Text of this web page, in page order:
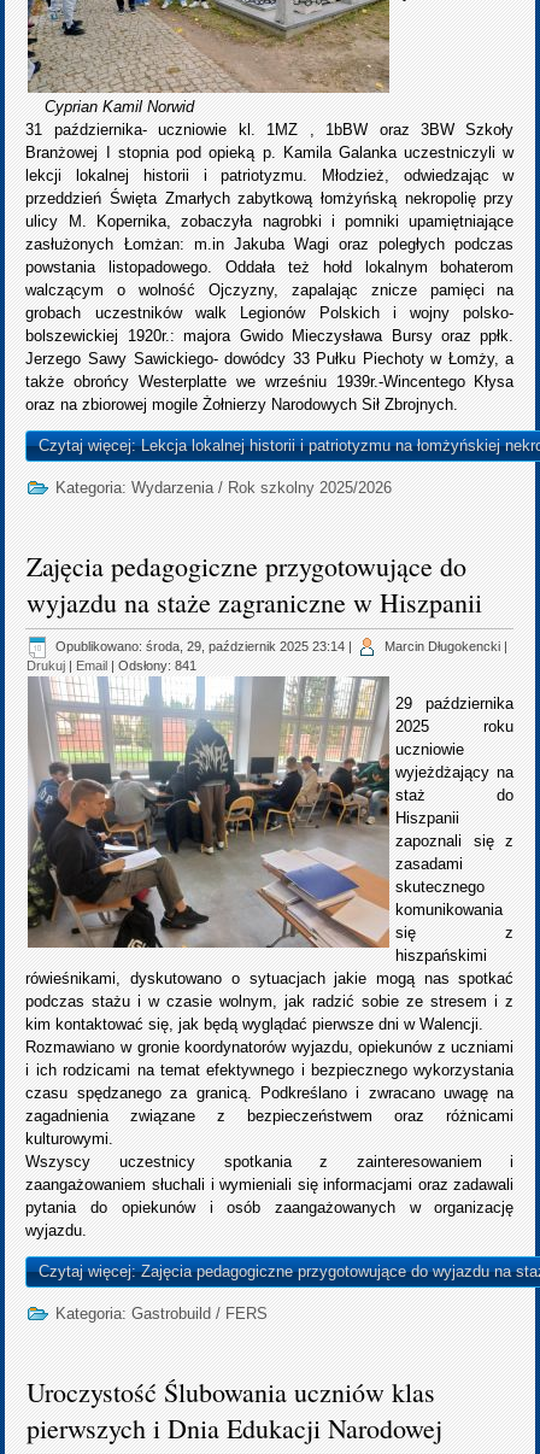
Cyprian Kamil Norwid
31 października- uczniowie kl. 1MZ , 1bBW oraz 3BW Szkoły
Branżowej I stopnia pod opieką p. Kamila Galanka uczestniczyli w
lekcji lokalnej historii i patriotyzmu. Młodzież, odwiedzając w
przeddzień Święta Zmarłych zabytkową łomżyńską nekropolię przy
ulicy M. Kopernika, zobaczyła nagrobki i pomniki upamiętniające
zasłużonych Łomżan: m.in Jakuba Wagi oraz poległych podczas
powstania listopadowego. Oddała też hołd lokalnym bohaterom
walczącym o wolność Ojczyzny, zapalając znicze pamięci na
grobach uczestników walk Legionów Polskich i wojny polsko-
bolszewickiej 1920r.: majora Gwido Mieczysława Bursy oraz ppłk.
Jerzego Sawy Sawickiego- dowódcy 33 Pułku Piechoty w Łomży, a
także obrońcy Westerplatte we wrześniu 1939r.-Wincentego Kłysa
oraz na zbiorowej mogile Żołnierzy Narodowych Sił Zbrojnych.
Czytaj więcej: Lekcja lokalnej historii i patriotyzmu na łomżyńskiej
Kategoria:Wydarzenia / Rok szkolny 2025/2026
Zajęcia pedagogiczne przygotowujące do
wyjazdu na staże zagraniczne w Hiszpanii
Opublikowano: środa, 29, październik 2025 23:14 Marcin Długokencki
Drukuj
Email | Odsłony: 841
29 października
2025 roku
uczniowie
wyjeżdżający na
staż do
Hiszpanii
zapoznali się z
zasadami
skutecznego
komunikowania
się z
hiszpańskimi
rówieśnikami, dyskutowano o sytuacjach jakie mogą nas spotkać
podczas stażu i w czasie wolnym, jak radzić sobie ze stresem i z
kim kontaktować się, jak będą wyglądać pierwsze dni w Walencji.
Rozmawiano w gronie koordynatorów wyjazdu, opiekunów z uczniami
i ich rodzicami na temat efektywnego i bezpiecznego wykorzystania
czasu spędzanego za granicą. Podkreślano i zwracano uwagę na
zagadnienia związane z bezpieczeństwem oraz różnicami
kulturowymi.
Wszyscy uczestnicy spotkania z zainteresowaniem i
zaangażowaniem słuchali i wymieniali się informacjami oraz zadawali
pytania do opiekunów i osób zaangażowanych w organizację
wyjazdu.
Czytaj więcej: Zajęcia pedagogiczne przygotowujące do wyjazdu na
Kategoria:Gastrobuild / FERS
Uroczystość Ślubowania uczniów klas
pierwszych i Dnia Edukacji Narodowej